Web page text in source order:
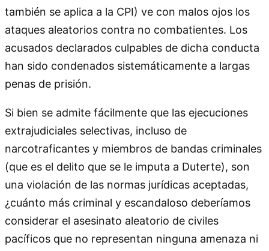
también se aplica a la CPI) ve con malos ojos los
ataques aleatorios contra no combatientes. Los
acusados ​​declarados culpables de dicha conducta
han sido condenados sistemáticamente a largas
penas de prisión.
Si bien se admite fácilmente que las ejecuciones
extrajudiciales selectivas, incluso de
narcotraficantes y miembros de bandas criminales
(que es el delito que se le imputa a Duterte), son
una violación de las normas jurídicas aceptadas,
¿cuánto más criminal y escandaloso deberíamos
considerar el asesinato aleatorio de civiles
pacíficos que no representan ninguna amenaza ni